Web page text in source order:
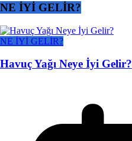
NE İYİ GELİR?
NE İYİ GELİR?
Havuç Yağı Neye İyi Gelir?